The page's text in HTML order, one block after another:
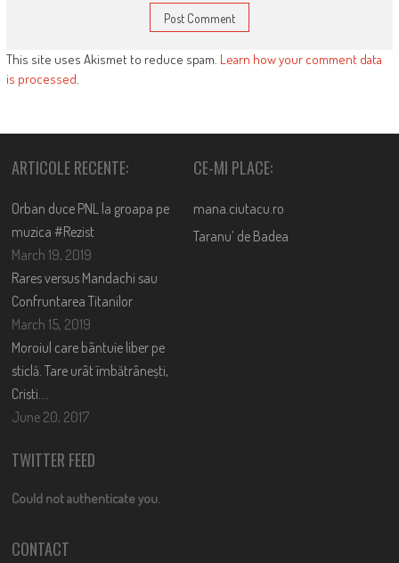
This site uses Akismet to reduce spam. Learn how your comment data
is processed.
ARTICOLE RECENTE:
Orban duce PNL la groapa pe
muzica #Rezist
March 19, 2019
Rares versus Mandachi sau
Confruntarea Titanilor
March 15, 2019
Moroiul care bântuie liber pe
sticlă. Tare urât îmbătrânești,
Cristi….
June 20, 2017
CE-MI PLACE:
mana.ciutacu.ro
Taranu’ de Badea
TWITTER FEED
Could not authenticate you.
CONTACT